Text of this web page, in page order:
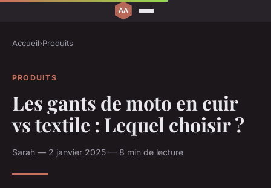
Accueil›Produits
PRODUITS
Les gants de moto en cuir
vs textile : Lequel choisir ?
Sarah — 2 janvier 2025 — 8 min de lecture